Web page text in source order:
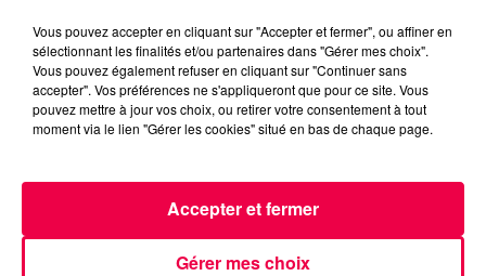
INFOS
EMISSIONS
JEUX
PODCASTS
Vous pouvez accepter en cliquant sur "Accepter et fermer", ou affiner en
sélectionnant les finalités et/ou partenaires dans "Gérer mes choix".
Vous pouvez également refuser en cliquant sur "Continuer sans
accepter". Vos préférences ne s'appliqueront que pour ce site. Vous
pouvez mettre à jour vos choix, ou retirer votre consentement à tout
moment via le lien "Gérer les cookies" situé en bas de chaque page.
Gérer mes choix
Accepter et fermer